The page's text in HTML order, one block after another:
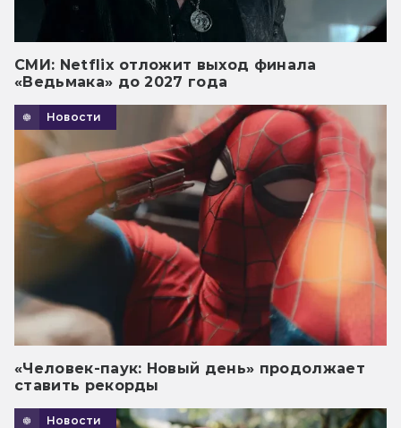
СМИ: Netflix отложит выход финала
«Ведьмака» до 2027 года
Новости
«Человек-паук: Новый день» продолжает
ставить рекорды
Новости